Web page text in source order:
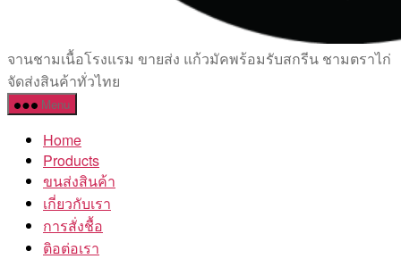
เซรามิค
ครบ
ครัน
โรงงาน
จานชามเนื้อโรงแรม ขายส่ง แก้วมัคพร้อมรับสกรีน ชามตราไก่
จัดส่งสินค้าทั่วไทย
Menu
Home
Products
ขนส่งสินค้า
เกี่ยวกับเรา
การสั่งชื้อ
ติอต่อเรา